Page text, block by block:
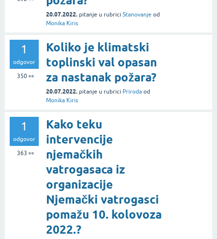
20.07.2022. pitanje u rubrici Stanovanje od
Monika Kiris
1
odgovor
350👀
Koliko je klimatski
toplinski val opasan
za nastanak požara?
20.07.2022. pitanje u rubrici Priroda od
Monika Kiris
1
odgovor
363 👀
Kako teku
intervencije
njemačkih
vatrogasaca iz
organizacije
Njemački vatrogasci
pomažu 10. kolovoza
2022.?